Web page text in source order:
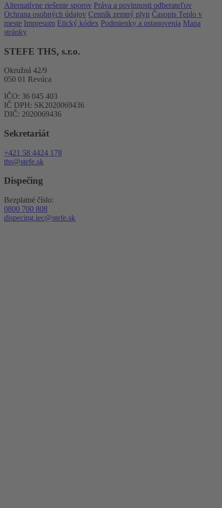
Alternatívne riešenie sporov Práva a povinnosti odberateľov
Ochrana osobných údajov Cenník zemný plyn Časopis Teplo v
meste Impresum Etický kódex Podmienky a ustanovenia Mapa
stránky
STEFE THS, s.r.o.
Okružná 42/9
050 01 Revúca
IČO: 36 045 403
IČ DPH: SK2020069436
DIČ: 2020069436
Sekretariát
+421 58 4424 178
ths@stefe.sk
Dispečing
Bezplatné číslo:
0800 700 808
dispecing.iec@stefe.sk